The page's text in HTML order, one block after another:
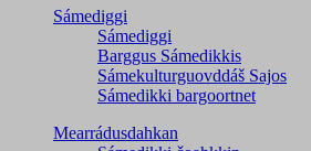
Sámediggi
Sámediggi
Barggus Sámedikkis
Sámekulturguovddáš Sajos
Sámedikki bargoortnet
Mearrádusdahkan